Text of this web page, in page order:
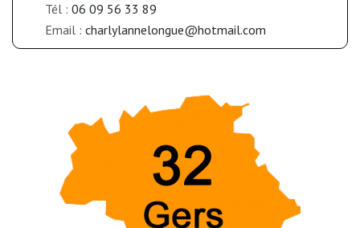
Tél : 06 09 56 33 89
Email : charlylannelongue@hotmail.com